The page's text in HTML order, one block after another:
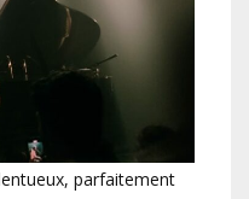
parfaitement